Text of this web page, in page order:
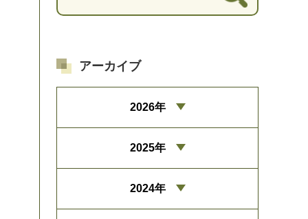
アーカイブ
2026年
2025年
2024年